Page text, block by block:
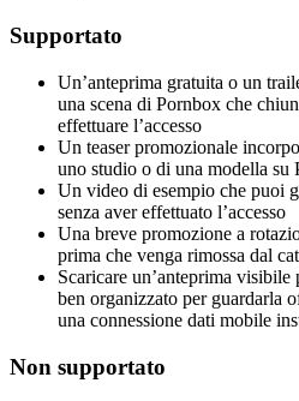
Supportato
Un’anteprima gratuita o un
una scena di Pornbox che
effettuare l’accesso
Un teaser promozionale
uno studio o di una modella su
Un video di esempio che puoi
senza aver effettuato l’accesso
Una breve promozione a
prima che venga rimossa dal
Scaricare un’anteprima
ben organizzato per guardarla
una connessione dati mobile
Non supportato